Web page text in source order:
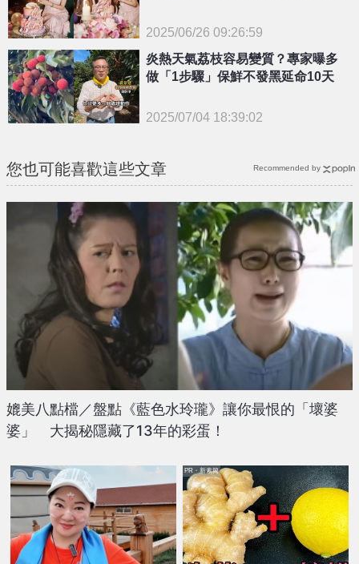
{PLAYICON}
2025/06/26 09:26:59
炎熱天氣荔枝容易變質？專家曝多
做「1步驟」保鮮不發黑延命10天
2025/07/04 18:39:02
您也可能喜歡這些文章
媲美八點檔／盤點《藍色水玲瓏》讓你最恨的「壞婆
婆」 大揭秘隱藏了13年的彩蛋！
PR・新素簡
Recommended by